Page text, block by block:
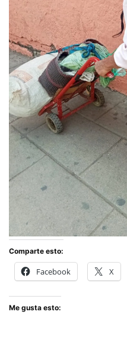
Comparte esto:
Facebook X
Me gusta esto: